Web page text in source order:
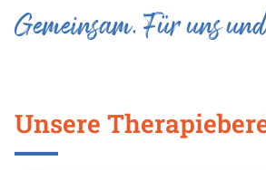
Gemeinsam. Für uns
Unsere